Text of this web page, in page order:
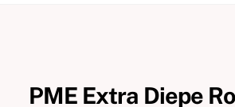
PME Extra Diepe